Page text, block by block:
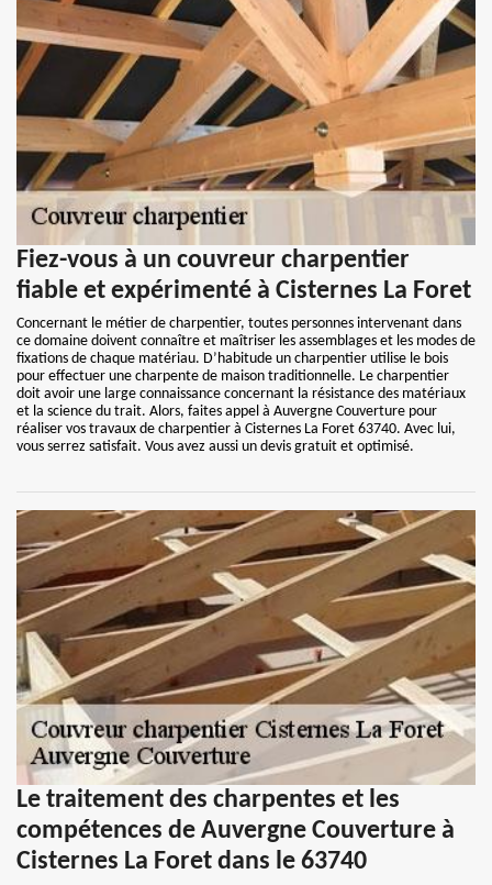
Fiez-vous à un couvreur charpentier
fiable et expérimenté à Cisternes La Foret
Concernant le métier de charpentier, toutes personnes intervenant dans
ce domaine doivent connaître et maîtriser les assemblages et les modes de
fixations de chaque matériau. D’habitude un charpentier utilise le bois
pour effectuer une charpente de maison traditionnelle. Le charpentier
doit avoir une large connaissance concernant la résistance des matériaux
et la science du trait. Alors, faites appel à Auvergne Couverture pour
réaliser vos travaux de charpentier à Cisternes La Foret 63740. Avec lui,
vous serrez satisfait. Vous avez aussi un devis gratuit et optimisé.
Le traitement des charpentes et les
compétences de Auvergne Couverture à
Cisternes La Foret dans le 63740